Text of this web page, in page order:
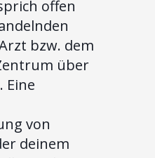
offen
bzw. dem
über
Eine
von
deinem